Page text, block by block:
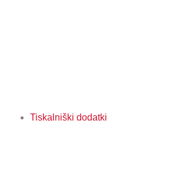
Tiskalniški dodatki